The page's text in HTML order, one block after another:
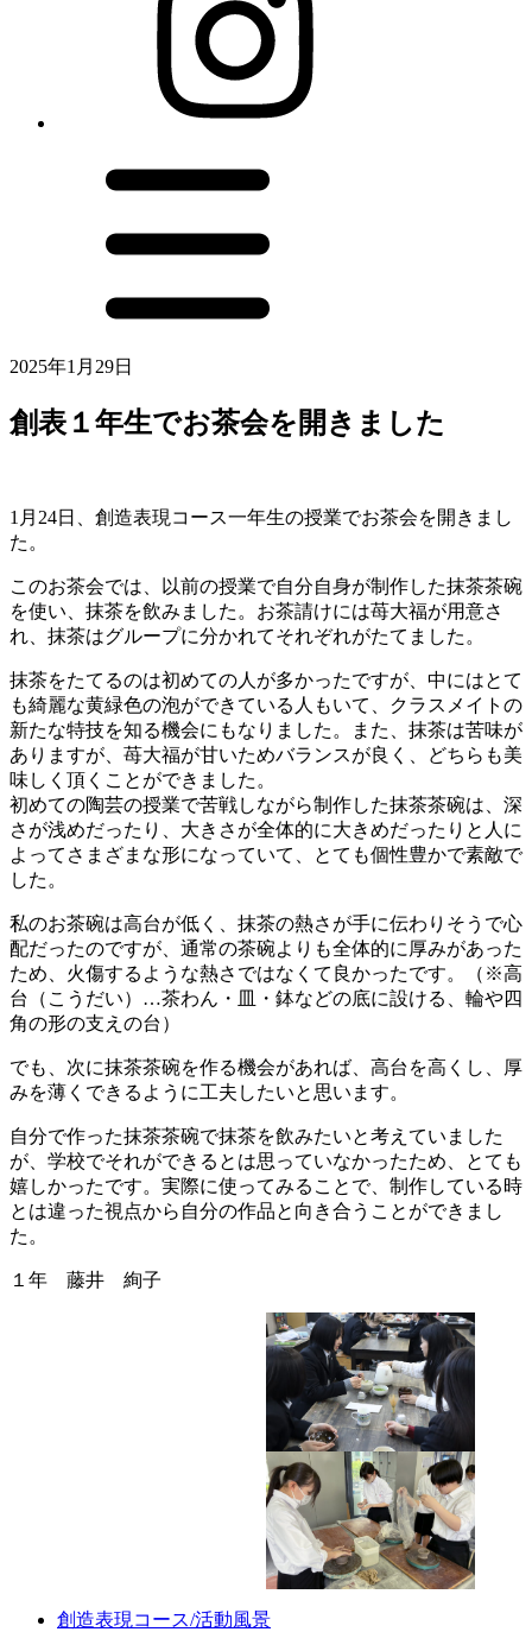
2025年1月29日
創表１年生でお茶会を開きました
1月24日、創造表現コース一年生の授業でお茶会を開きまし
た。
このお茶会では、以前の授業で自分自身が制作した抹茶茶碗
を使い、抹茶を飲みました。お茶請けには苺大福が用意さ
れ、抹茶はグループに分かれてそれぞれがたてました。
抹茶をたてるのは初めての人が多かったですが、中にはとて
も綺麗な黄緑色の泡ができている人もいて、クラスメイトの
新たな特技を知る機会にもなりました。また、抹茶は苦味が
ありますが、苺大福が甘いためバランスが良く、どちらも美
味しく頂くことができました。
初めての陶芸の授業で苦戦しながら制作した抹茶茶碗は、深
さが浅めだったり、大きさが全体的に大きめだったりと人に
よってさまざまな形になっていて、とても個性豊かで素敵で
した。
私のお茶碗は高台が低く、抹茶の熱さが手に伝わりそうで心
配だったのですが、通常の茶碗よりも全体的に厚みがあった
ため、火傷するような熱さではなくて良かったです。（※高
台（こうだい）…茶わん・皿・鉢などの底に設ける、輪や四
角の形の支えの台）
でも、次に抹茶茶碗を作る機会があれば、高台を高くし、厚
みを薄くできるように工夫したいと思います。
自分で作った抹茶茶碗で抹茶を飲みたいと考えていました
が、学校でそれができるとは思っていなかったため、とても
嬉しかったです。実際に使ってみることで、制作している時
とは違った視点から自分の作品と向き合うことができまし
た。
１年 藤井 絢子
創造表現コース/活動風景